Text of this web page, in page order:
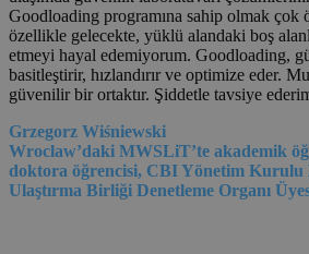
Goodloading programına sahip olmak çok
özellikle gelecekte, yüklü alandaki boş
etmeyi hayal edemiyorum. Goodloading,
basitleştirir, hızlandırır ve optimize eder.
güvenilir bir ortaktır. Şiddetle tavsiye
Grzegorz Wiśniewski
Wroclaw’daki MWSLiT’te akademik
doktora öğrencisi, CBI Yönetim Kurulu
Ulaştırma Birliği Denetleme Organı